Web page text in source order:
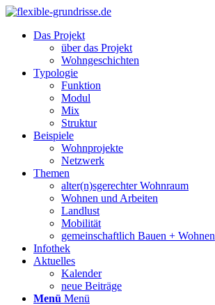
Das Projekt
über das Projekt
Wohngeschichten
Typologie
Funktion
Modul
Mix
Struktur
Beispiele
Wohnprojekte
Netzwerk
Themen
alter(n)sgerechter Wohnraum
Wohnen und Arbeiten
Landlust
Mobilität
gemeinschaftlich Bauen + Wohnen
Infothek
Aktuelles
Kalender
neue Beiträge
Menü Menü